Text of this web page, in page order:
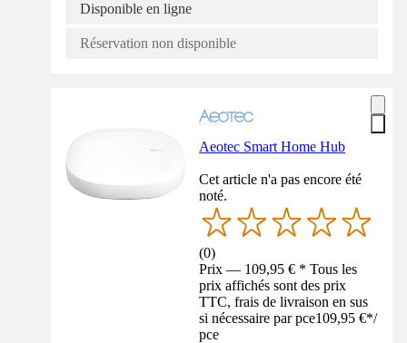
Disponible en ligne
Réservation non disponible
Aeotec Smart Home Hub
Cet article n'a pas encore été
noté.
(0)
Prix — 109,95 € * Tous les
prix affichés sont des prix
TTC, frais de livraison en sus
si nécessaire par pce109,95 €*/
pce